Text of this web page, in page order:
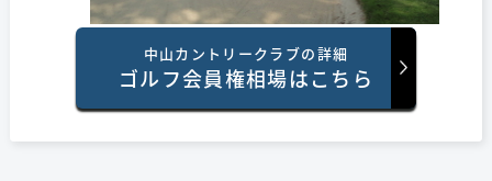
中山カントリークラブの詳細
ゴルフ会員権相場はこちら